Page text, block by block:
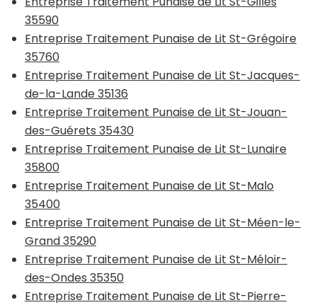
35590
Entreprise Traitement Punaise de Lit St-Grégoire
35760
Entreprise Traitement Punaise de Lit St-Jacques-
de-la-Lande 35136
Entreprise Traitement Punaise de Lit St-Jouan-
des-Guérets 35430
Entreprise Traitement Punaise de Lit St-Lunaire
35800
Entreprise Traitement Punaise de Lit St-Malo
35400
Entreprise Traitement Punaise de Lit St-Méen-le-
Grand 35290
Entreprise Traitement Punaise de Lit St-Méloir-
des-Ondes 35350
Entreprise Traitement Punaise de Lit St-Pierre-